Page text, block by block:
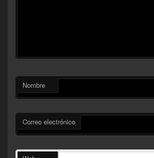
Nombre
Correo electrónico